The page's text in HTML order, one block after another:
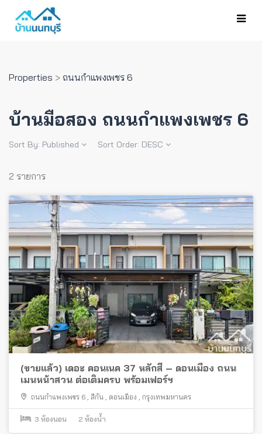
Properties > ถนนกำแพงเพชร 6
บ้านมือสอง ถนนกำแพงเพชร 6
Sort By: Published Sort Order: DESC
2 รายการ
(ขายแล้ว) เดอะ คอนเนค 37 หลักสี่ – ดอนเมือง ถนน
เมนหน้าสวน ต่อเติมครบ พร้อมเฟอร์ฯ
ถนนกำแพงเพชร 6 สีกัน ดอนเมือง กรุงเทพมหานคร
3 ห้องนอน 2 ห้องน้ำ